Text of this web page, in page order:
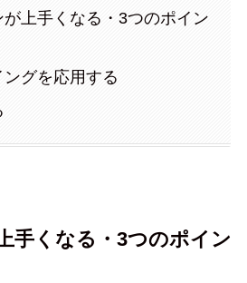
上手くなる・3つのポイン
グを応用する
手くなる・3つのポイン